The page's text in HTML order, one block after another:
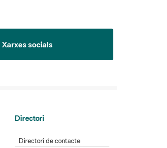
Xarxes socials
Directori
Directori de contacte